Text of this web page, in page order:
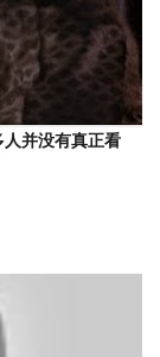
人并没有真正看